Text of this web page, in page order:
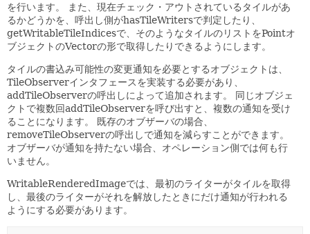
を行います。
また、現在チェック・アウトされているタイルがあ
るかどうかを、呼出し側がhasTileWritersで判定したり、
getWritableTileIndicesで、そのようなタイルのリストをPointオ
ブジェクトのVectorの形で取得したりできるようにします。
タイルの書込み可能性の変更通知を必要とするオブジェクトは、
TileObserverインタフェースを実装する必要があり、
addTileObserverの呼出しによって追加されます。
同じオブジェ
クトで複数回addTileObserverを呼び出すと、複数の通知を受け
ることになります。
既存のオブザーバの場合、
removeTileObserverの呼出しで通知を減らすことができます。
オブザーバが通知を持たない場合、オペレーション側では何も行
いません。
WritableRenderedImageでは、最初のライターがタイルを取得
し、最後のライターがそれを解放したときにだけ通知が行われる
ようにする必要があります。